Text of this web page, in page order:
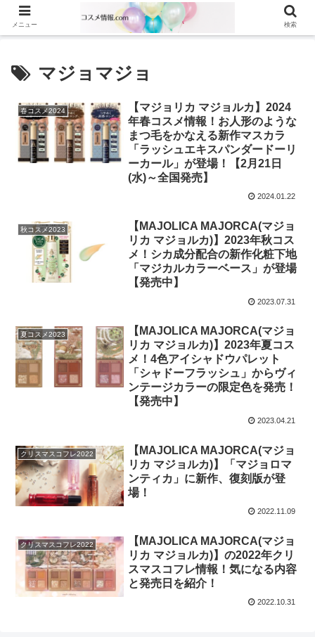
マジョマジョ
春コスメ2024
【マジョリカ マジョルカ】2024
年春コスメ情報！お人形のような
まつ毛をかなえる新作マスカラ
「ラッシュエキスパンダードーリ
ーカール」が登場！【2月21日
(水)～全国発売】
2024.01.22
秋コスメ2023
【MAJOLICA MAJORCA(マジョ
リカ マジョルカ)】2023年秋コス
メ！シカ成分配合の新作化粧下地
「マジカルカラーベース」が登場
【発売中】
2023.07.31
夏コスメ2023
【MAJOLICA MAJORCA(マジョ
リカ マジョルカ)】2023年夏コス
メ！4色アイシャドウパレット
「シャドーフラッシュ」からヴィ
ンテージカラーの限定色を発売！
【発売中】
2023.04.21
クリスマスコフレ2022
【MAJOLICA MAJORCA(マジョ
リカ マジョルカ)】「マジョロマ
ンティカ」に新作、復刻版が登
場！
2022.11.09
クリスマスコフレ2022
【MAJOLICA MAJORCA(マジョ
リカ マジョルカ)】の2022年クリ
スマスコフレ情報！気になる内容
と発売日を紹介！
2022.10.31
メニュー 検索